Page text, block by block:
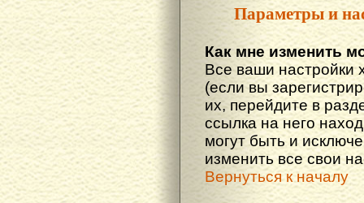
Параметры и
Как мне изменить
Все ваши настройки
(если вы
их, перейдите в
ссылка на него
могут быть и
изменить все свои
Вернуться к началу